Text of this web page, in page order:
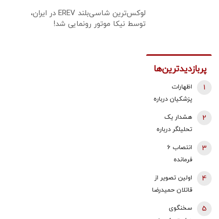
لوکس‌ترین شاسی‌بلند EREV در ایران،
توسط نیکا موتور رونمایی شد!
پربازدیدترین‌ها
اظهارات
پزشکیان درباره
سلامت رهبر
انقلاب/ جزئیات
دیدار ۷ ساعته
با رهبری
1
هشدار یک
تحلیلگر درباره
اسرائیل به
ایران/ ایران با
پاسخی کوبنده
به هرگونه
2
انتصاب 6
فرمانده
نظامی با حکم
رهبر انقلاب |
سرلشکر وحیدی
3
اولین تصویر از
قاتلان حمیدرضا
متهم بازداشتی
4
سخنگوی
5